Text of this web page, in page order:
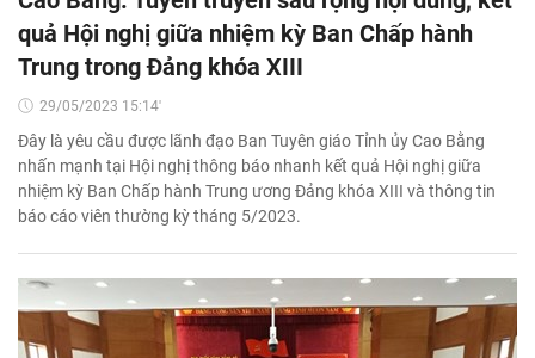
quả Hội nghị giữa nhiệm kỳ Ban Chấp hành
Trung trong Đảng khóa XIII
29/05/2023 15:14'
Đây là yêu cầu được lãnh đạo Ban Tuyên giáo Tỉnh ủy Cao Bằng
nhấn mạnh tại Hội nghị thông báo nhanh kết quả Hội nghị giữa
nhiệm kỳ Ban Chấp hành Trung ương Đảng khóa XIII và thông tin
báo cáo viên thường kỳ tháng 5/2023.